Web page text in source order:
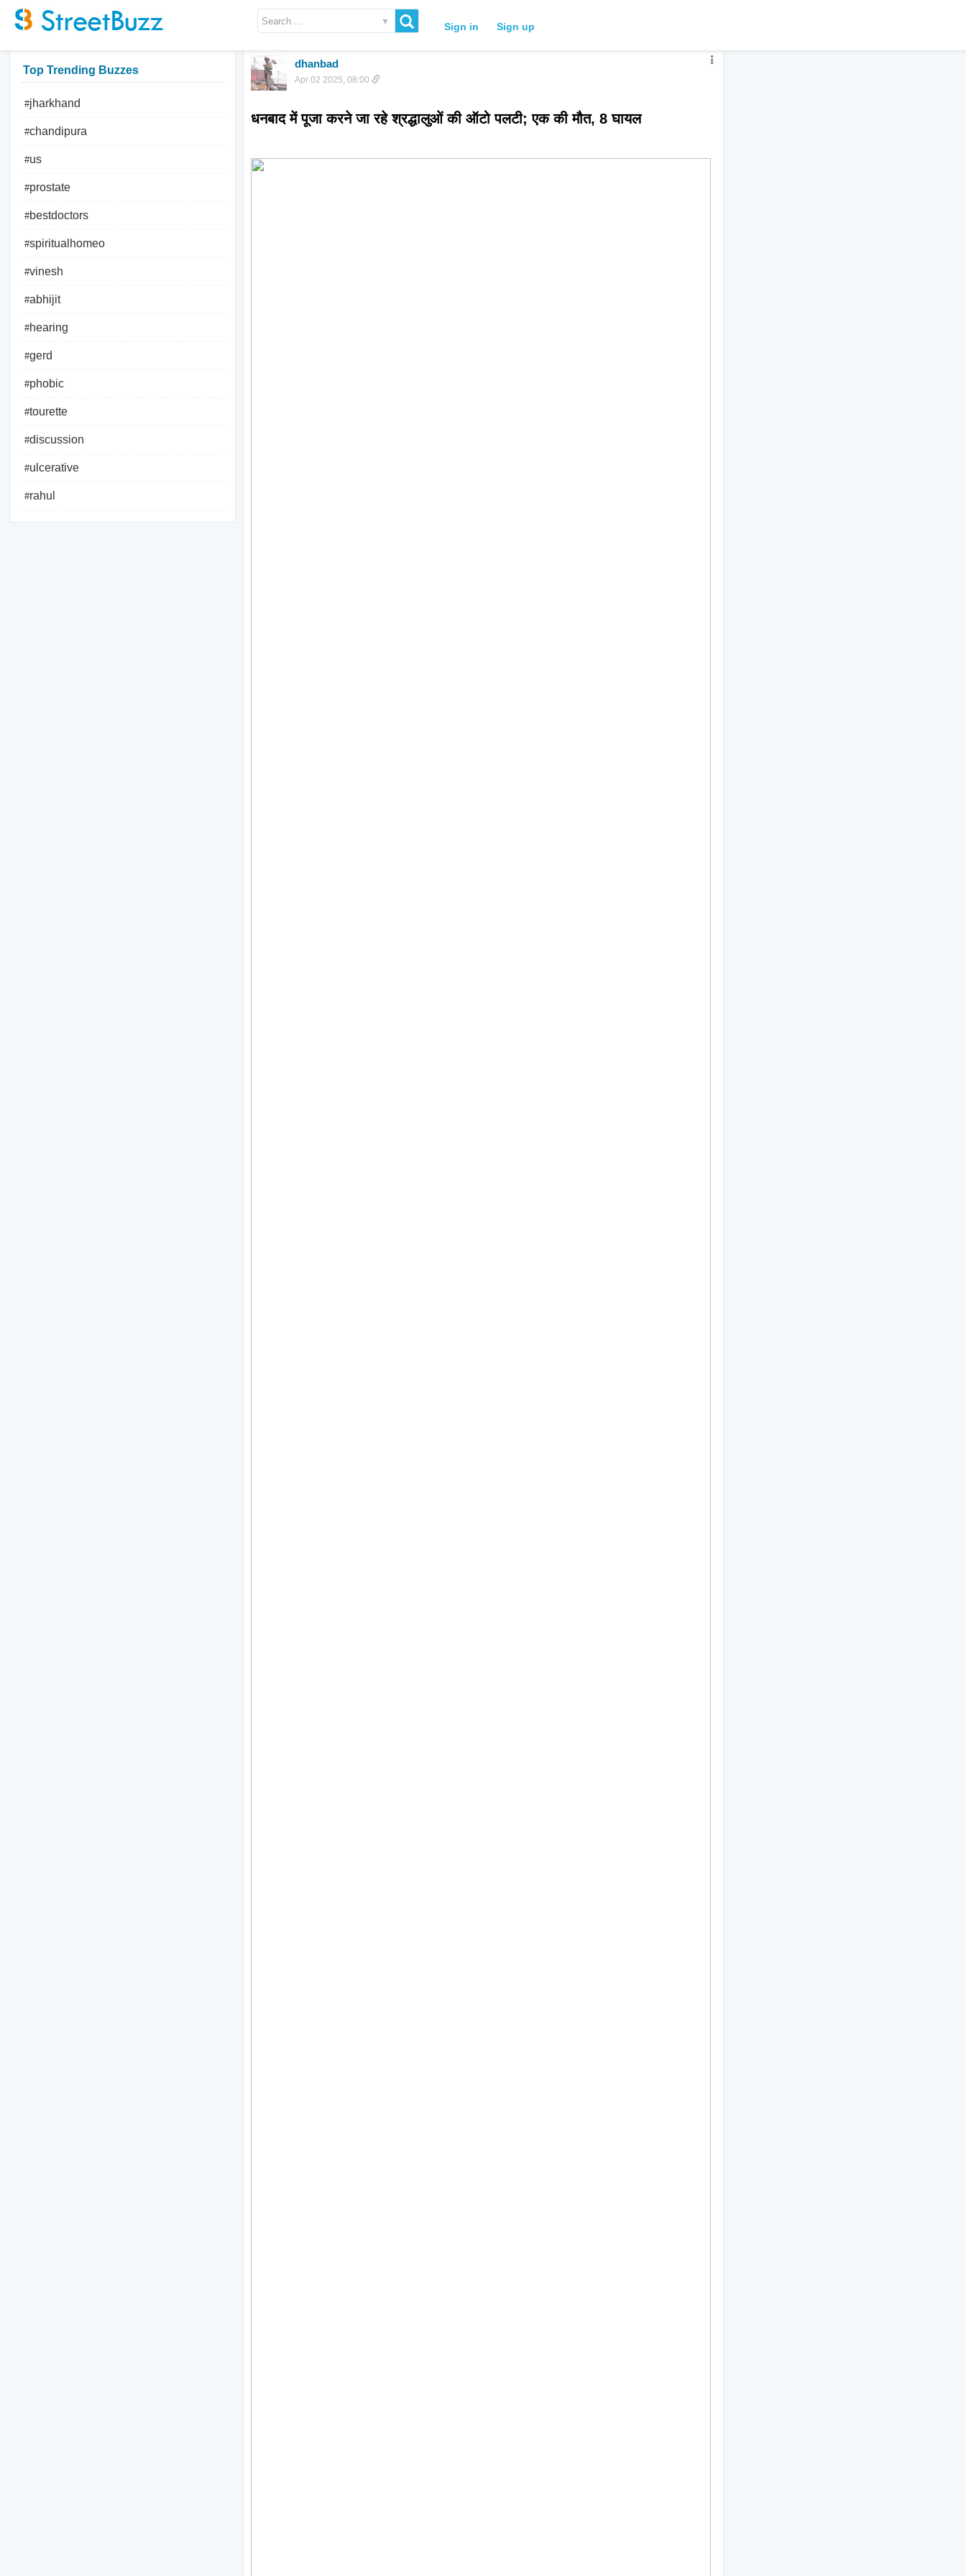
▼ Sign in Sign up
Top Trending Buzzes
#jharkhand
#chandipura
#us
#prostate
#bestdoctors
#spiritualhomeo
#vinesh
#abhijit
#hearing
#gerd
#phobic
#tourette
#discussion
#ulcerative
#rahul
dhanbad
Apr 02 2025, 08:00
धनबाद में पूजा करने जा रहे श्रद्धालुओं की ऑटो पलटी; एक की मौत, 8 घायल